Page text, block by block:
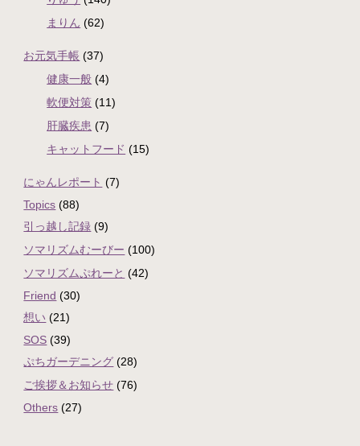
まりん (62)
お元気手帳 (37)
健康一般 (4)
軟便対策 (11)
肝臓疾患 (7)
キャットフード (15)
にゃんレポート (7)
Topics (88)
引っ越し記録 (9)
ソマリズムむーびー (100)
ソマリズムぷれーと (42)
Friend (30)
想い (21)
SOS (39)
ぷちガーデニング (28)
ご挨拶＆お知らせ (76)
Others (27)